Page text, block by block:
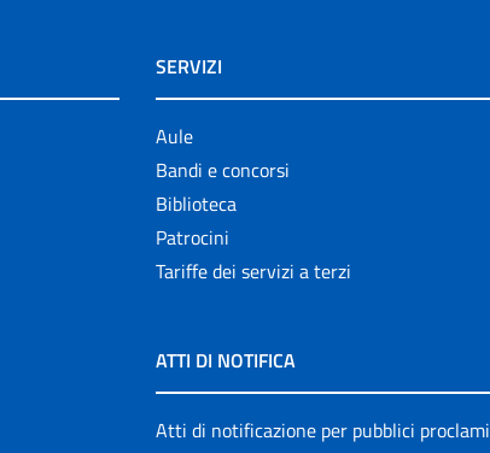
SERVIZI
Aule
Bandi e concorsi
Biblioteca
Patrocini
Tariffe dei servizi a terzi
ATTI DI NOTIFICA
Atti di notificazione per pubblici proclami